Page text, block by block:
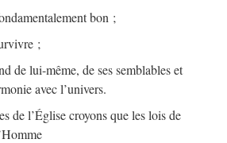
bon ;
;
de lui-même, de ses semblables et
avec l’univers.
de l’Église croyons que les lois de